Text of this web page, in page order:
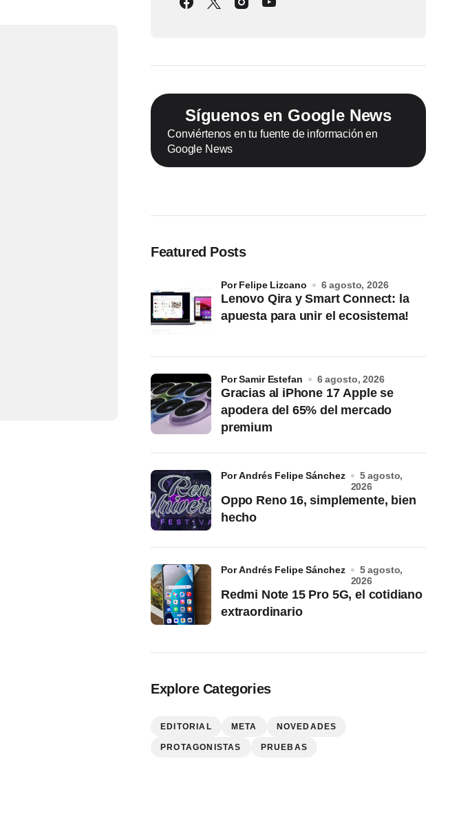
Síguenos en Google News
Conviértenos en tu fuente de información en
Google News
Featured Posts
Lenovo Qira y Smart Connect: la
apuesta para unir el ecosistema!
por Felipe Lizcano 6 agosto, 2026
Gracias al iPhone 17 Apple se
apodera del 65% del mercado
premium
por Samir Estefan 6 agosto, 2026
Oppo Reno 16, simplemente, bien
hecho
por Andrés Felipe Sánchez
5 agosto,
2026
Redmi Note 15 Pro 5G, el cotidiano
extraordinario
por Andrés Felipe Sánchez
5 agosto,
2026
Explore Categories
EDITORIAL META NOVEDADES
PROTAGONISTAS PRUEBAS